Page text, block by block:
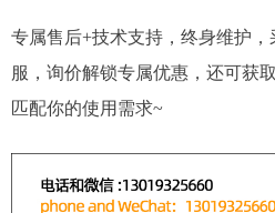
专属售后+技术支持，终身维护
服，询价解锁专属优惠，还可获
匹配你的使用需求~